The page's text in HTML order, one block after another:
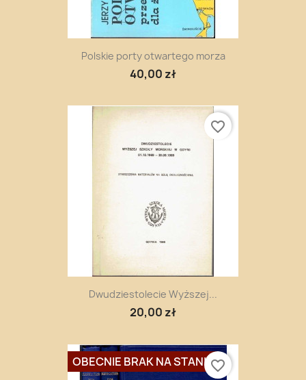
Polskie porty otwartego morza
40,00 zł
Dwudziestolecie Wyższej...
20,00 zł
favorite_border
OBECNIE BRAK NA STANIEfavorite_border